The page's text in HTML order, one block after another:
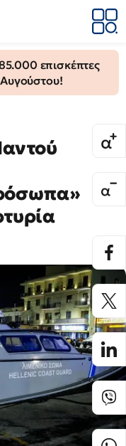
επισκέπτες
Αυγούστου!